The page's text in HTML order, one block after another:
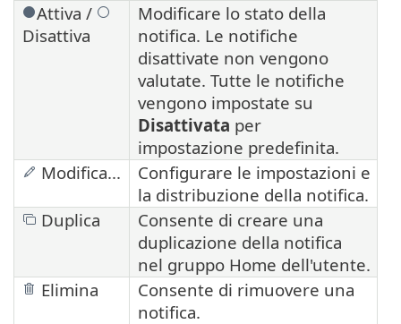
Attiva /
Disattiva
Modificare lo stato della
notifica. Le notifiche
disattivate non vengono
valutate. Tutte le notifiche
vengono impostate su
Disattivata per
impostazione predefinita.
Modifica...
Configurare le impostazioni e
la distribuzione della notifica.
Duplica
Consente di creare una
duplicazione della notifica
nel gruppo Home dell'utente.
Elimina
Consente di rimuovere una
notifica.